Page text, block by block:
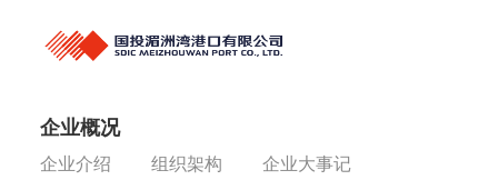
企业概况
企业介绍 组织架构 企业大事记